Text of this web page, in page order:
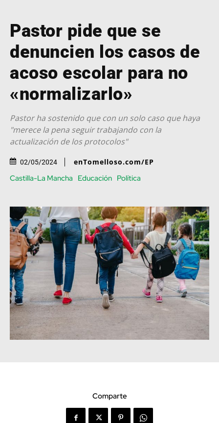
Pastor pide que se
denuncien los casos de
acoso escolar para no
«normalizarlo»
Pastor ha sostenido que con un solo caso que haya
"merece la pena seguir trabajando con la
actualización de los protocolos"
02/05/2024 enTomelloso.com/EP
Castilla-La Mancha Educación Política
Comparte